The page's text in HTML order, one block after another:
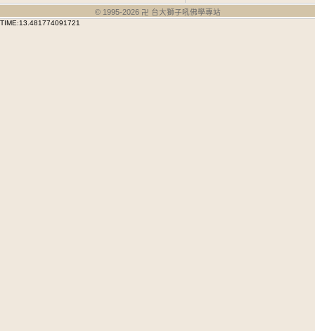
© 1995-2026 卍 台大獅子吼佛學專站
TIME:13.481774091721